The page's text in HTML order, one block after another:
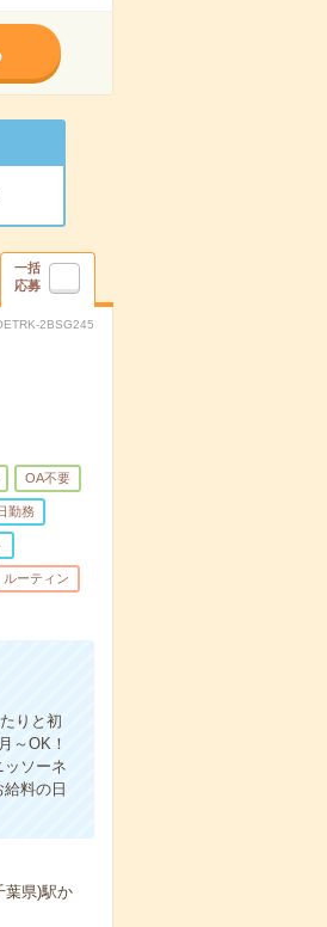
一括
応募
2BSG245
OA不要
勤務
ルーティン
りと初
～OK！
ッソーネ
料の日
葉県)駅か